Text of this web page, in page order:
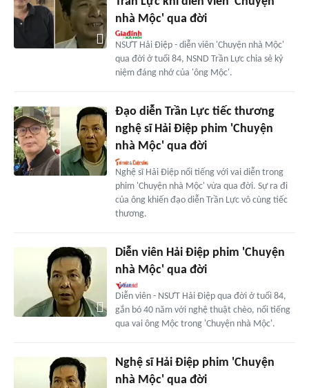
nhà Mộc' qua đời
NSƯT Hải Điệp - diễn viên 'Chuyện nhà Mộc'
qua đời ở tuổi 84, NSND Trần Lực chia sẻ kỷ
niệm đáng nhớ của 'ông Mộc'.
Đạo diễn Trần Lực tiếc thương
nghệ sĩ Hải Điệp phim 'Chuyện
nhà Mộc' qua đời
Nghệ sĩ Hải Điệp nổi tiếng với vai diễn trong
phim 'Chuyện nhà Mộc' vừa qua đời. Sự ra đi
của ông khiến đạo diễn Trần Lực vô cùng tiếc
thương.
Diễn viên Hải Điệp phim 'Chuyện
nhà Mộc' qua đời
Diễn viên - NSƯT Hải Điệp qua đời ở tuổi 84,
gắn bó 40 năm với nghệ thuật chèo, nổi tiếng
qua vai ông Mộc trong 'Chuyện nhà Mộc'.
Nghệ sĩ Hải Điệp phim 'Chuyện
nhà Mộc' qua đời